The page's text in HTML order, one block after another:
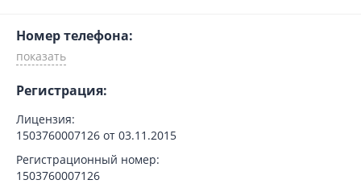
Номер телефона:
Регистрация:
Лицензия:
1503760007126 от 03.11.2015
Регистрационный номер:
1503760007126